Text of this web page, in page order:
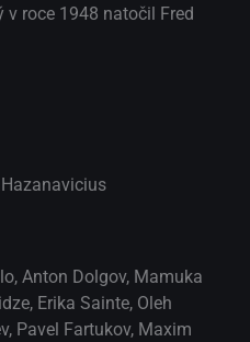
roce 1948 natočil Fred
, Anton Dolgov, Mamuka
, Erika Sainte, Oleh
, Pavel Fartukov, Maxim